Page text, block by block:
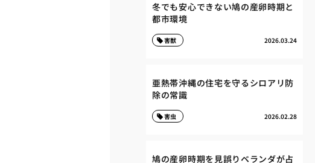
冬でも安心できない鳩の産卵時期と
都市環境
2026.03.24
害獣
亜熱帯沖縄の住宅を守るシロアリ防
除の常識
2026.02.28
害虫
鳩の産卵時期を見誤りベランダが占